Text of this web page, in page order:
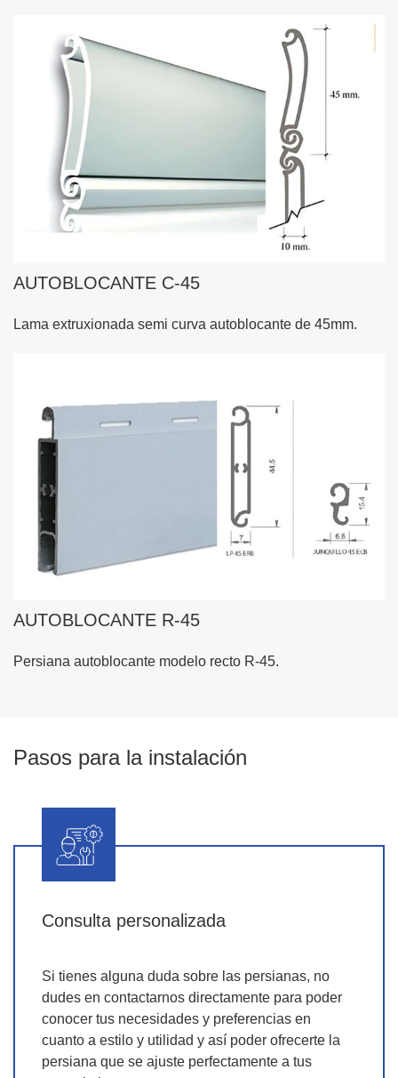
AUTOBLOCANTE C-45
Lama extruxionada semi curva autoblocante de 45mm.
AUTOBLOCANTE R-45
Persiana autoblocante modelo recto R-45.
Pasos para la instalación
Consulta personalizada
Si tienes alguna duda sobre las persianas, no
dudes en contactarnos directamente para poder
conocer tus necesidades y preferencias en
cuanto a estilo y utilidad y así poder ofrecerte la
persiana que se ajuste perfectamente a tus